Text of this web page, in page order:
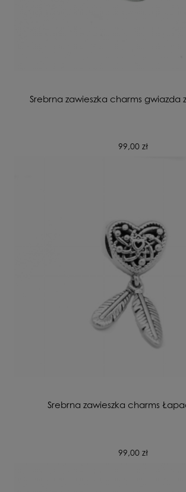
Srebrna zawieszka charms gwiazda
99,00 zł
Srebrna zawieszka charms
99,00 zł